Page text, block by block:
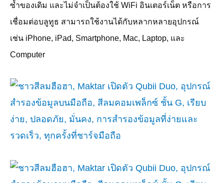
ซ้ำของเดิม และไม่จำเป็นต้องใช้ WiFi อินเตอร์เน็ต หรือการ
เชื่อมต่อบลูทูธ สามารถใช้งานได้กับหลากหลายอุปกรณ์
เช่น iPhone, iPad, Smartphone, Mac, Laptop, และ
Computer